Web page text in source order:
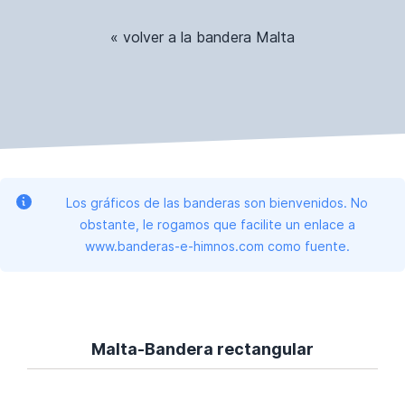
« volver a la bandera Malta
Los gráficos de las banderas son bienvenidos. No
obstante, le rogamos que facilite un enlace a
www.banderas-e-himnos.com como fuente.
Malta-Bandera rectangular